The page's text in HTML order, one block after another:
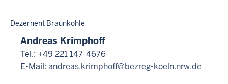
Dezernent Braunkohle
Andreas Krimphoff
Tel.: +49 221 147-4676
E-Mail: andreas.krimphoff@bezreg-koeln.nrw.de